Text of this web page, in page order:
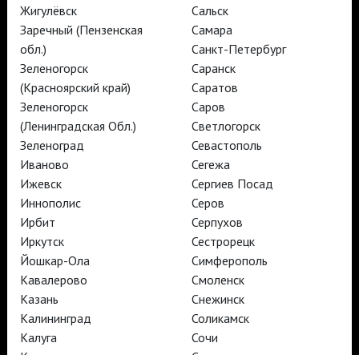
TheatreHD
АРТ-ЛЕКТОРИЙ В КИНО
TheatreHD
TheatreHD Опера
TheatreHD Балет в кино
АРТ-ЛЕКТОРИЙ В КИНО
TheatreHD
Подписаться на рассылку
Стать волонтёром
Как организовать показ в вашем городе
Контакты
© TheatreHD 2026
18+
Жигулёвск
Заречный (Пензенская
обл.)
Зеленогорск
(Красноярский край)
Зеленогорск
(Ленинградская Обл.)
Зеленоград
Иваново
Ижевск
Иннополис
Ирбит
Иркутск
Йошкар-Ола
Кавалерово
Казань
Калининград
Калуга
Сальск
Самара
Санкт-Петербург
Саранск
Саратов
Саров
Светлогорск
Севастополь
Сегежа
Сергиев Посад
Серов
Серпухов
Сестрорецк
Симферополь
Смоленск
Снежинск
Соликамск
Сочи